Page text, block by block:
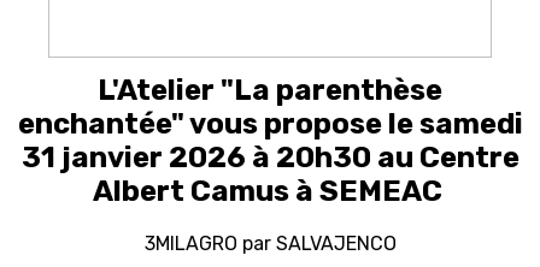
L'Atelier "La parenthèse
enchantée" vous propose le samedi
31 janvier 2026 à 20h30 au Centre
Albert Camus à SEMEAC
3MILAGRO par SALVAJENCO